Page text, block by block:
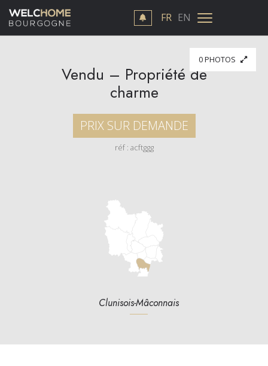
FR EN
0 PHOTOS
Vendu – Propriété de
charme
PRIX SUR DEMANDE
réf : acftggg
Clunisois-Mâconnais